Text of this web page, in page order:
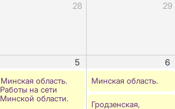
28 29
5 6
Минская область.
Работы на сети
Минской области.
Минская область.
Гродзенская,